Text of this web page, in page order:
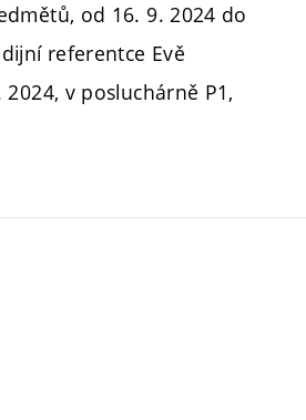
od 16. 9. 2024 do
referentce Evě
v posluchárně P1,